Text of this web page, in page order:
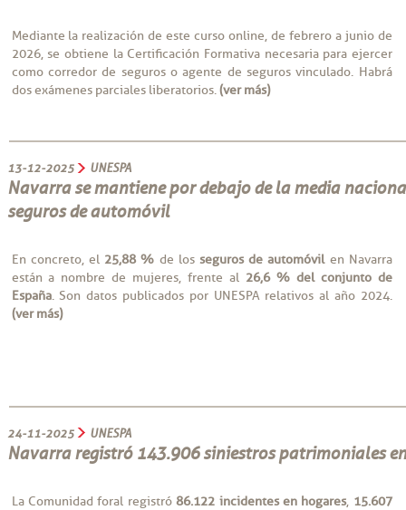
Mediante la realización de este curso online, de febrero a junio de
2026, se obtiene la Certificación Formativa necesaria para ejercer
como corredor de seguros o agente de seguros vinculado. Habrá
dos exámenes parciales liberatorios.(ver más)
13-12-2025 UNESPA
Navarra se mantiene por debajo de la media
seguros de automóvil
En concreto, el 25,88 % de los seguros de automóvilen Navarra
están a nombre de mujeres, frente al 26,6 % del conjunto de
España. Son datos publicados por UNESPA relativos al año 2024.
(ver más)
24-11-2025 UNESPA
Navarra registró 143.906 siniestros patrimoniales
La Comunidad foral registró86.122 incidentes en hogares, 15.607